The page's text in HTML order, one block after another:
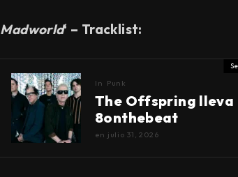
Madworld‘ – Tracklist:
In Punk
The Offspring lleva
8onthebeat
en julio 31, 2026